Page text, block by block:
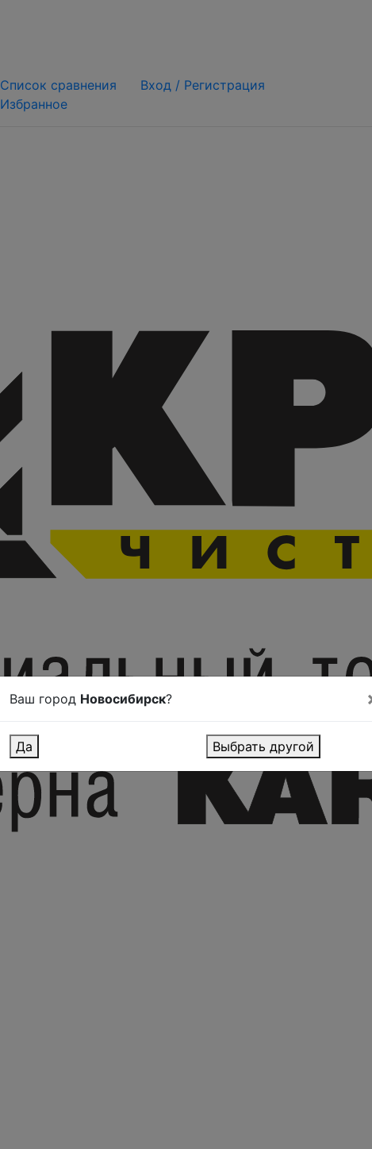
Список сравнения
Избранное
Вход / Регистрация
Ваш город Новосибирск?
Да Выбрать другой